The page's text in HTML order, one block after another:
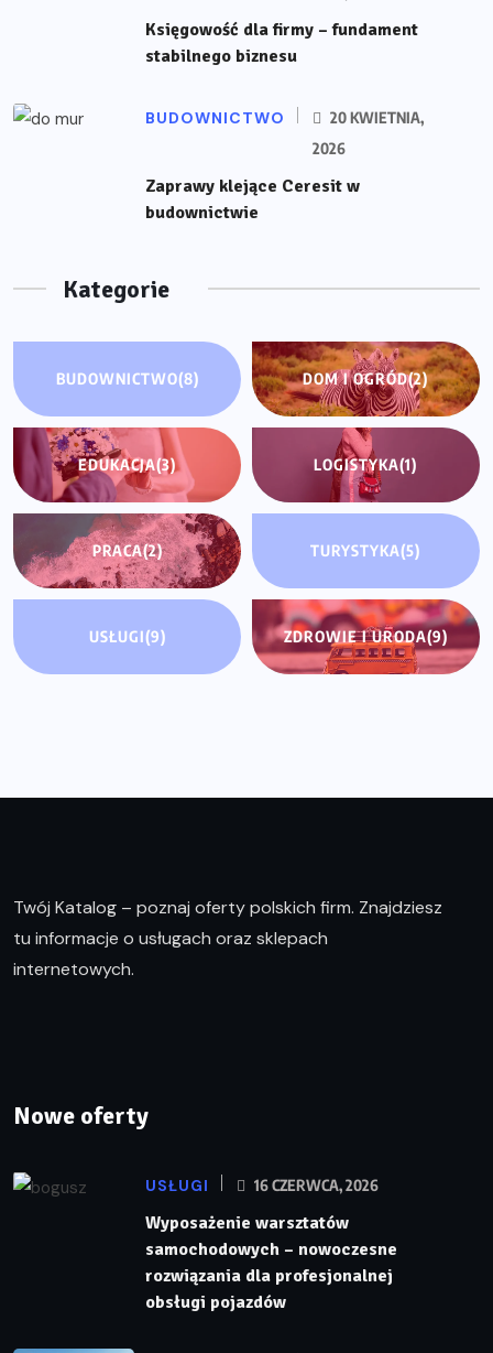
Księgowość dla firmy – fundament
stabilnego biznesu
BUDOWNICTWO
20 KWIETNIA,
2026
Zaprawy klejące Ceresit w
budownictwie
Kategorie
BUDOWNICTWO(8) DOM I OGRÓD(2)
EDUKACJA(3) LOGISTYKA(1)
PRACA(2) TURYSTYKA(5)
USŁUGI(9) ZDROWIE I URODA(9)
Twój Katalog – poznaj oferty polskich firm. Znajdziesz
tu informacje o usługach oraz sklepach
internetowych.
Nowe oferty
USŁUGI 16 CZERWCA, 2026
Wyposażenie warsztatów
samochodowych – nowoczesne
rozwiązania dla profesjonalnej
obsługi pojazdów